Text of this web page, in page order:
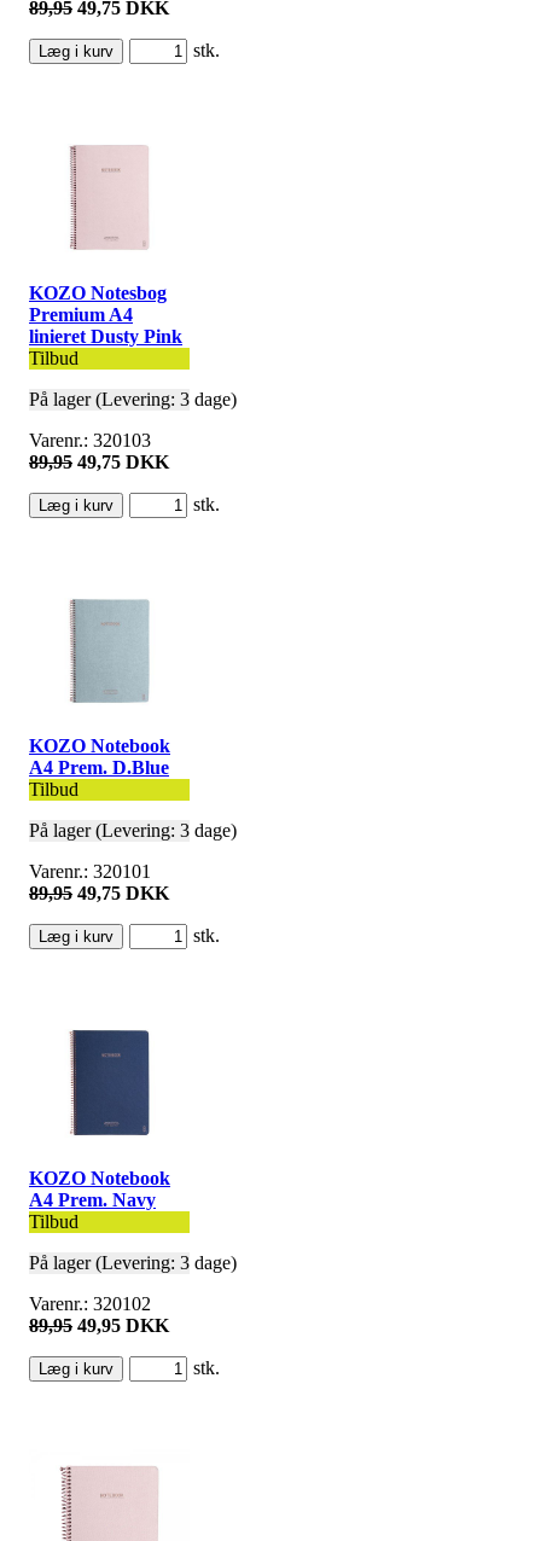
89,95 49,75 DKK
stk.
KOZO Notesbog
Premium A4
linieret Dusty Pink
Tilbud
På lager (Levering: 3 dage)
Varenr.: 320103
89,95 49,75 DKK
stk.
KOZO Notebook
A4 Prem. D.Blue
Tilbud
På lager (Levering: 3 dage)
Varenr.: 320101
89,95 49,75 DKK
stk.
KOZO Notebook
A4 Prem. Navy
Tilbud
På lager (Levering: 3 dage)
Varenr.: 320102
89,95 49,95 DKK
stk.